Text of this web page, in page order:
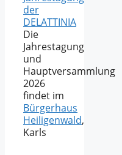
der
DELATTINIA
Die
Jahrestagung
und
Hauptversammlung
2026
findet im
Bürgerhaus
Heiligenwald,
Karls